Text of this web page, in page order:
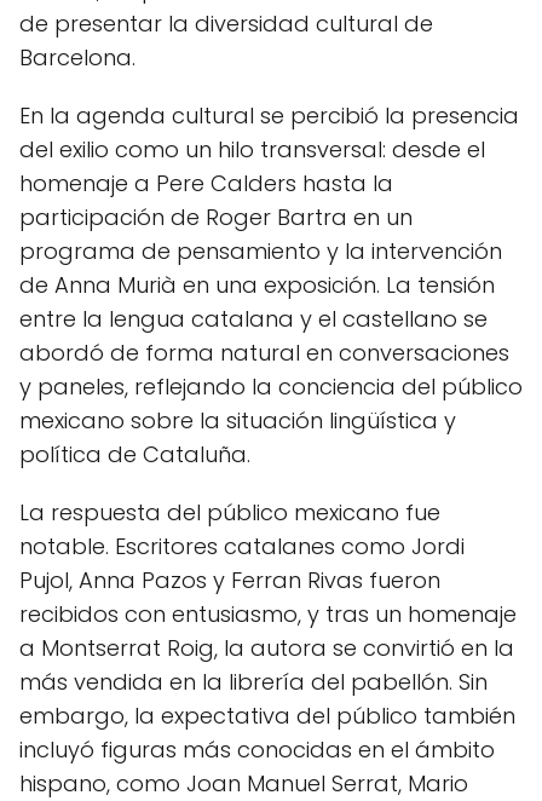
de presentar la diversidad cultural de
Barcelona.
En la agenda cultural se percibió la presencia
del exilio como un hilo transversal: desde el
homenaje a Pere Calders hasta la
participación de Roger Bartra en un
programa de pensamiento y la intervención
de Anna Murià en una exposición. La tensión
entre la lengua catalana y el castellano se
abordó de forma natural en conversaciones
y paneles, reflejando la conciencia del público
mexicano sobre la situación lingüística y
política de Cataluña.
La respuesta del público mexicano fue
notable. Escritores catalanes como Jordi
Pujol, Anna Pazos y Ferran Rivas fueron
recibidos con entusiasmo, y tras un homenaje
a Montserrat Roig, la autora se convirtió en la
más vendida en la librería del pabellón. Sin
embargo, la expectativa del público también
incluyó figuras más conocidas en el ámbito
hispano, como Joan Manuel Serrat, Mario